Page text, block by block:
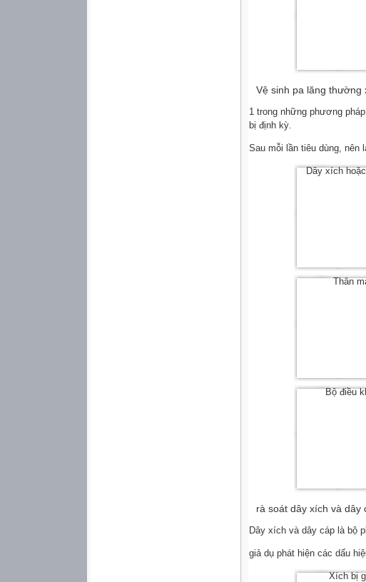
Vệ sinh pa lăng thường
1 trong những phương
bị định kỳ.
Sau mỗi lần tiêu dùng, nên
Dây xích
Thân
Bộ điều
rà soát dây xích và dây
Dây xích và dây cáp là bộ
giả dụ phát hiện các dấu
Xích bị